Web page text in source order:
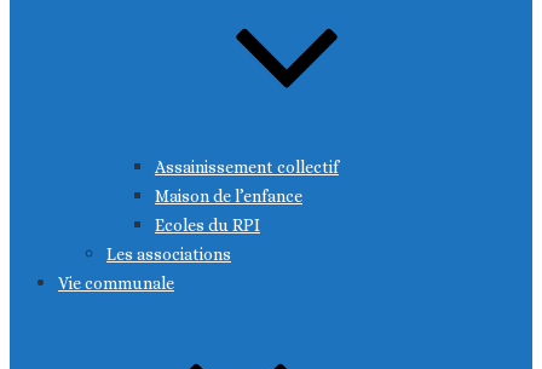
Assainissement collectif
Maison de l’enfance
Ecoles du RPI
Les associations
Vie communale